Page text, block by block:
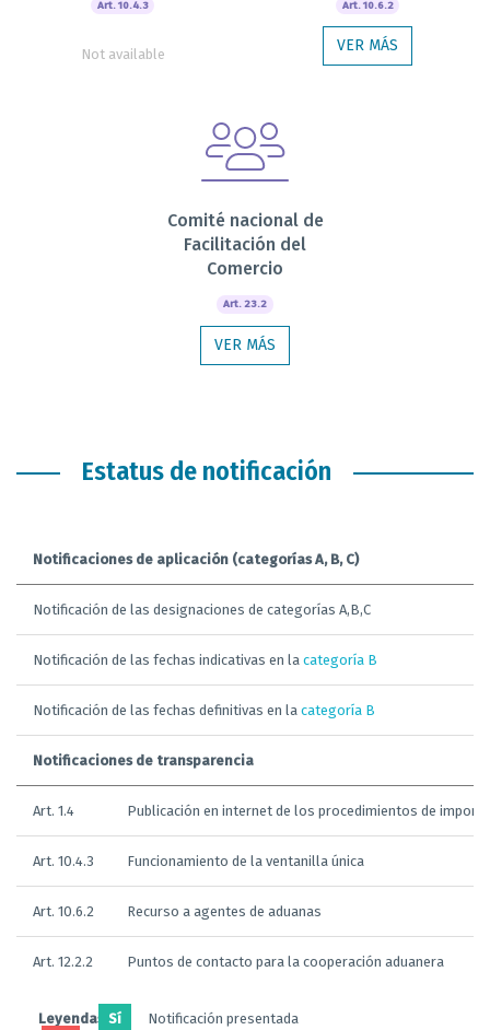
Art. 10.4.3
Not available
Art. 10.6.2
VER MÁS
Comité nacional de
Facilitación del
Comercio
Art. 23.2
VER MÁS
Estatus de notificación
Notificaciones de aplicación (categorías A, B, C)
Notificación de las designaciones de categorías A,B,C
Notificación de las fechas indicativas en la categoría B
Notificación de las fechas definitivas en la categoría B
Notificaciones de transparencia
Art. 1.4 Publicación en internet de los procedimientos de
Art. 10.4.3 Funcionamiento de la ventanilla única
Art. 10.6.2 Recurso a agentes de aduanas
Art. 12.2.2 Puntos de contacto para la cooperación aduanera
Leyendas: Sí
Notificación presentada